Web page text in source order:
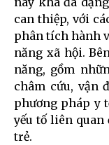
can thiệp, với
phân tích hành
năng xã hội.
năng, gồm
châm cứu, vận
phương pháp y
yếu tố liên quan
trẻ.